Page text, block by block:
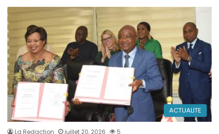
ACTUALITE
La Redaction juillet 20, 2026 5